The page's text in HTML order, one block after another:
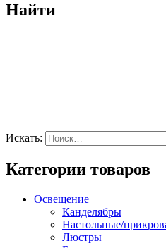
Найти
Искать:
Категории товаров
Освещение
Канделябры
Настольные/
Люстры